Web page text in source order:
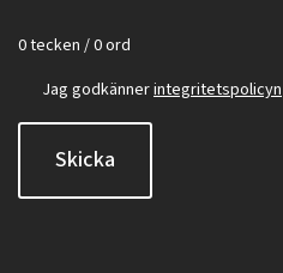
0 tecken / 0 ord
Jag godkännerintegritetspolicyn
Skicka